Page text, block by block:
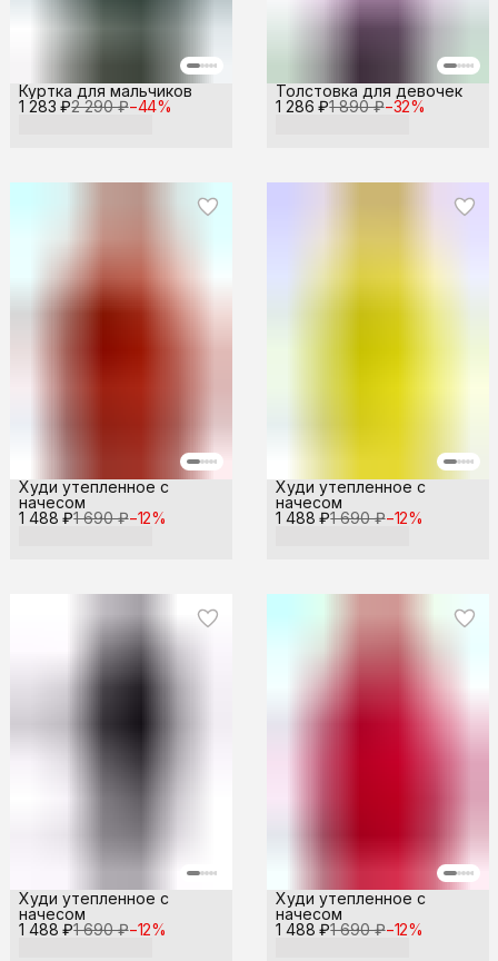
1 283 ₽2 290 ₽−44%
Куртка для мальчиков
1 286 ₽1 890 ₽−32%
Толстовка для девочек
1 488 ₽1 690 ₽−12%
Худи утепленное с
начесом
1 488 ₽1 690 ₽−12%
Худи утепленное с
начесом
1 488 ₽1 690 ₽−12%
Худи утепленное с
начесом
1 488 ₽1 690 ₽−12%
Худи утепленное с
начесом